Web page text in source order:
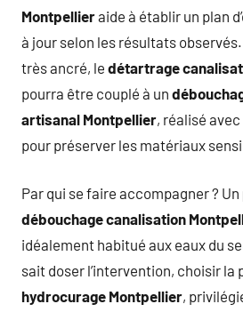
Montpellieraide à établir un plan
à jour selon les résultats
très ancré, le détartrage
pourra être couplé à un
artisanal Montpellier, réalisé
pour préserver les matériaux
Par qui se faire accompagner ? Un
débouchage canalisation
idéalement habitué aux eaux du
sait doser l’intervention, choisir la
hydrocurage Montpellier,